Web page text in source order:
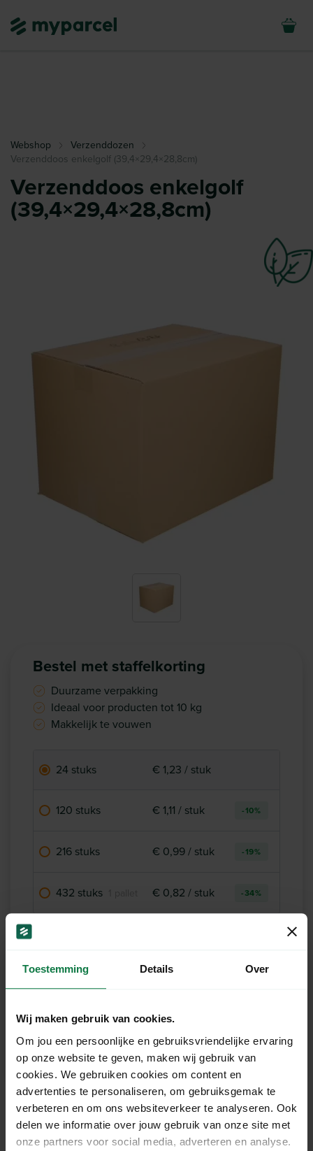
Toestemming Details Over
Wij maken gebruik van cookies.
Om jou een persoonlijke en gebruiksvriendelijke ervaring
op onze website te geven, maken wij gebruik van
cookies. We gebruiken cookies om content en
advertenties te personaliseren, om gebruiksgemak te
verbeteren en om ons websiteverkeer te analyseren. Ook
delen we informatie over jouw gebruik van onze site met
onze partners voor social media, adverteren en analyse.
Webshop
Verzenddozen
Verzenddoos enkelgolf (39,4×29,4×28,8cm)
Verzenddoos enkelgolf
(39,4×29,4×28,8cm)
Bestel met staffelkorting
Duurzame verpakking
Ideaal voor producten tot 10 kg
Makkelijk te vouwen
24 stuks € 1,23 / stuk
120 stuks € 1,11 / stuk -10%
216 stuks € 0,99 / stuk -19%
432 stuks € 0,82 / stuk -34%
Op voorraad
Dezelfde werkdag verzondenbij bestellingen vóór 15:00
Gratis verzending vanaf €125,- excl. BTW
Productomschrijving